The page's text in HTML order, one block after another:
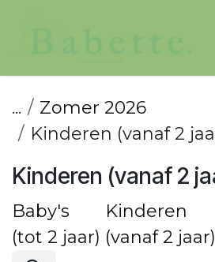
...
Zomer 2026
Kinderen (vanaf 2
Kinderen (vanaf 2
Baby's
(tot 2 jaar)
Kinderen
(vanaf 2 jaar)